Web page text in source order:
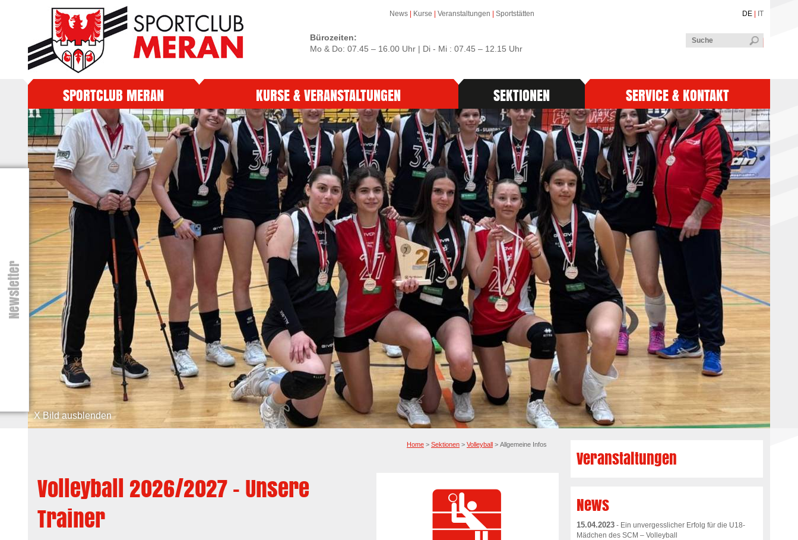
News Kurse |Veranstaltungen |Sportstätten
Bürozeiten:
Mo & Do: 07.45 – 16.00 Uhr | Di - Mi : 07.45 – 12.15 Uhr
DE IT
Newsletter
SPORTCLUB MERAN KURSE & VERANSTALTUNGEN SEKTIONEN SERVICE & KONTAKT
X Bild ausblenden
Home > Sektionen > Volleyball > Allgemeine Infos
Volleyball 2026/2027 - Unsere
Trainer
Veranstaltungen
News
15.04.2023 - Ein unvergesslicher Erfolg für die U18-
Mädchen des SCM – Volleyball